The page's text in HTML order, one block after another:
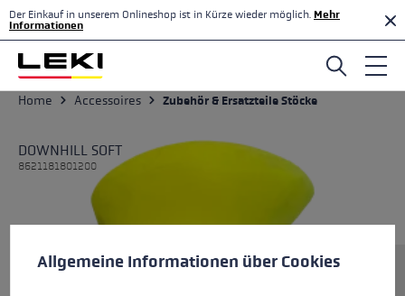
Zum Hauptinhalt springen
Der Einkauf in unserem Onlineshop ist in Kürze wieder möglich. Mehr
Informationen
Home Accessoires Zubehör & Ersatzteile Stöcke
DOWNHILL SOFT
8621181801200
Größe
Cookie-Voreinstellungen
Allgemeine Informationen über Cookies